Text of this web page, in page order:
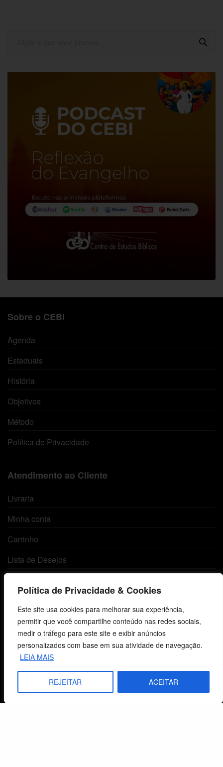
Política de Privacidade & Cookies
Este site usa cookies para melhorar sua experiência,
permitir que você compartilhe conteúdo nas redes sociais,
medir o tráfego para este site e exibir anúncios
personalizados com base em sua atividade de navegação.
LEIA MAIS
REJEITAR ACEITAR
Sobre o CEBI
Agenda
Estaduais
História
Objetivos
Método
Política de Privacidade
Atendimento ao Cliente
Livraria
Minha conta
Carrinho
Lista de Desejos
Centro de Estudos Bíblicos
CNPJ: 29.832.607/0001-10
São Leopoldo, RS, Brasil
Fale Conosco